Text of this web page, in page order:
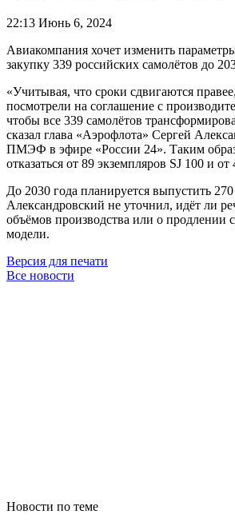
22:13 Июнь 6, 2024
Авиакомпания хочет изменить
закупку 339 российских самолётов до
«Учитывая, что сроки сдвигаются
посмотрели на соглашение с
чтобы все 339 самолётов
сказал глава «Аэрофлота» Сергей
ПМЭФ в эфире «России 24». Таким
отказаться от 89 экземпляров SJ 100 и
До 2030 года планируется выпустить
Александровский не уточнил, идёт ли
объёмов производства или о продлении
модели.
Версия для печати
Все новости
Новости по теме